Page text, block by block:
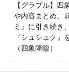
【グラブル】
や内容まとめ。
ミ』に引き続き
『シュシュク』
（四象降臨）